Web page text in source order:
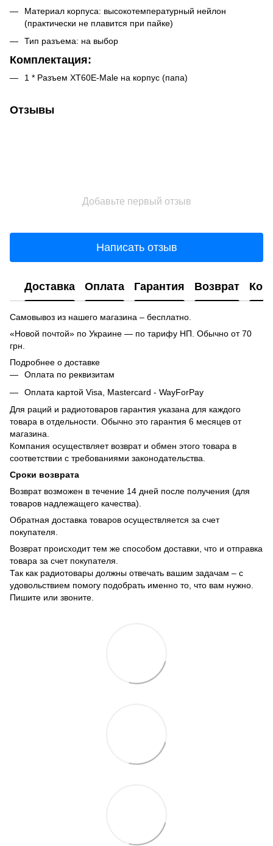
Материал корпуса: высокотемпературный нейлон
(практически не плавится при пайке)
Тип разъема: на выбор
Комплектация:
1 * Разъем XT60E-Male на корпус (папа)
Отзывы
Добавьте первый отзыв
Написать отзыв
Доставка Оплата Гарантия Возврат
Самовывоз из нашего магазина – бесплатно.
«Новой почтой» по Украине — по тарифу НП. Обычно от 70
грн.
Подробнее о доставке
Оплата по реквизитам
Оплата картой Visa, Mastercard - WayForPay
Для раций и радиотоваров гарантия указана для каждого
товара в отдельности. Обычно это гарантия 6 месяцев от
магазина.
Компания осуществляет возврат и обмен этого товара в
соответствии с требованиями законодательства.
Сроки возврата
Возврат возможен в течение 14 дней после получения (для
товаров надлежащего качества).
Обратная доставка товаров осуществляется за счет
покупателя.
Возврат происходит тем же способом доставки, что и отправка
товара за счет покупателя.
Так как радиотовары должны отвечать вашим задачам – с
удовольствием помогу подобрать именно то, что вам нужно.
Пишите или звоните.